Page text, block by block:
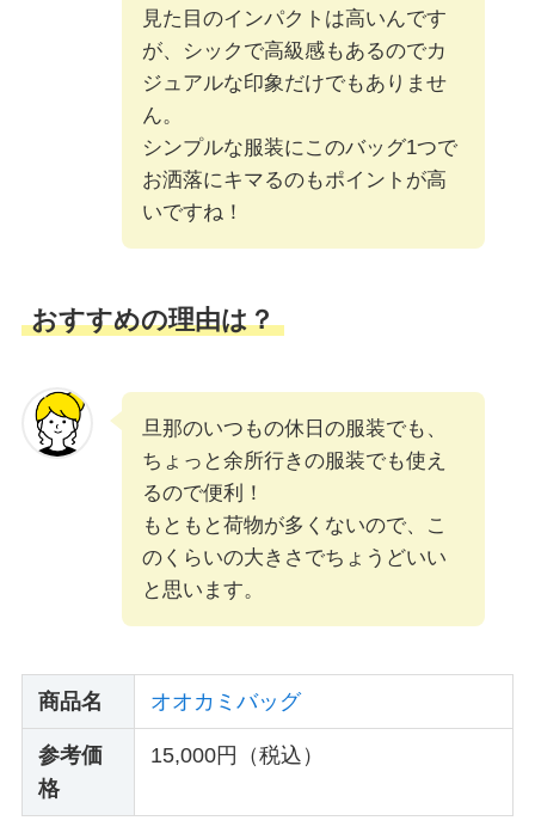
見た目のインパクトは高いんです
が、シックで高級感もあるのでカ
ジュアルな印象だけでもありませ
ん。
シンプルな服装にこのバッグ1つで
お洒落にキマるのもポイントが高
いですね！
おすすめの理由は？
旦那のいつもの休日の服装でも、
ちょっと余所行きの服装でも使え
るので便利！
もともと荷物が多くないので、こ
のくらいの大きさでちょうどいい
と思います。
商品名 オオカミバッグ
参考価
格
15,000円（税込）